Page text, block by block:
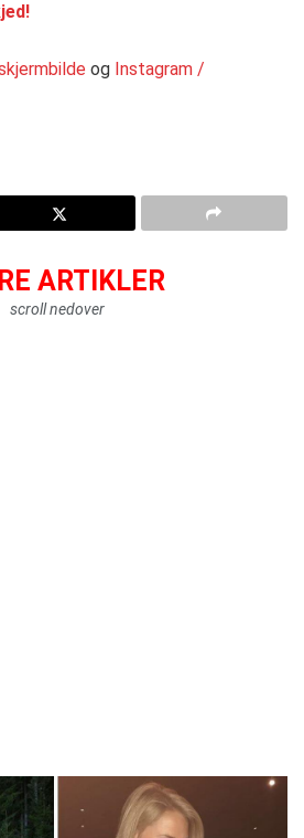
og Instagram /
ARTIKLER
scroll nedover